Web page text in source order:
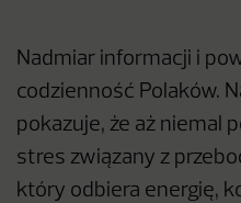
Nadmiar informacji i
codzienność Polaków.
pokazuje, że aż niemal
stres związany z
który odbiera energię,